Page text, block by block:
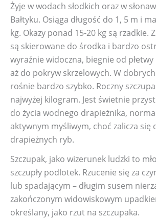
Żyje w wodach słodkich oraz w
Bałtyku. Osiąga długość do 1, 5 m i
kg. Okazy ponad 15-20 kg są rzadkie.
są skierowane do środka i bardzo
wyraźnie widoczna, biegnie od
aż do pokryw skrzelowych. W
rośnie bardzo szybko. Roczny
najwyżej kilogram. Jest świetnie
do życia wodnego drapieżnika,
aktywnym myśliwym, choć zalicza się
drapieżnych ryb.
Szczupak, jako wizerunek ludzki to
szczupły podlotek. Rzucenie się za
lub spadającym – długim susem
zakończonym widowiskowym
określany, jako rzut na szczupaka.